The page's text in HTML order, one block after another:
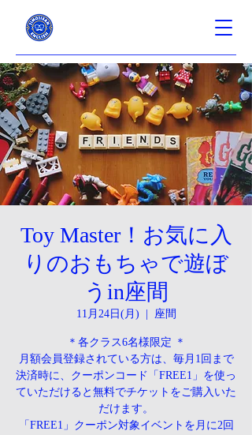
Toy Master！お気に入
りのおもちゃで遊ぼ
うin座間
11月24日(月) 座間
＊各クラス6名様限定 ＊
月額会員登録されている方は、毎月1回まで
決済時に、クーポンコード「FREE1」を使っ
ていただけると無料でチケットをご購入いた
だけます。
「FREE1」クーポン対象イベントを月に2回